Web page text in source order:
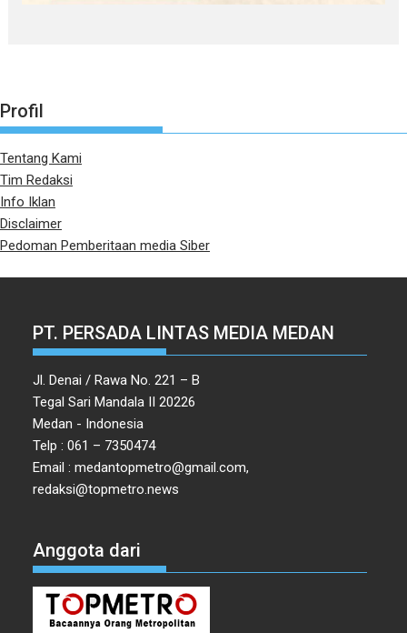
Profil
Tentang Kami
Tim Redaksi
Info Iklan
Disclaimer
Pedoman Pemberitaan media Siber
PT. PERSADA LINTAS MEDIA MEDAN
Jl. Denai / Rawa No. 221 – B
Tegal Sari Mandala II 20226
Medan - Indonesia
Telp : 061 – 7350474
Email : medantopmetro@gmail.com,
redaksi@topmetro.news
Anggota dari